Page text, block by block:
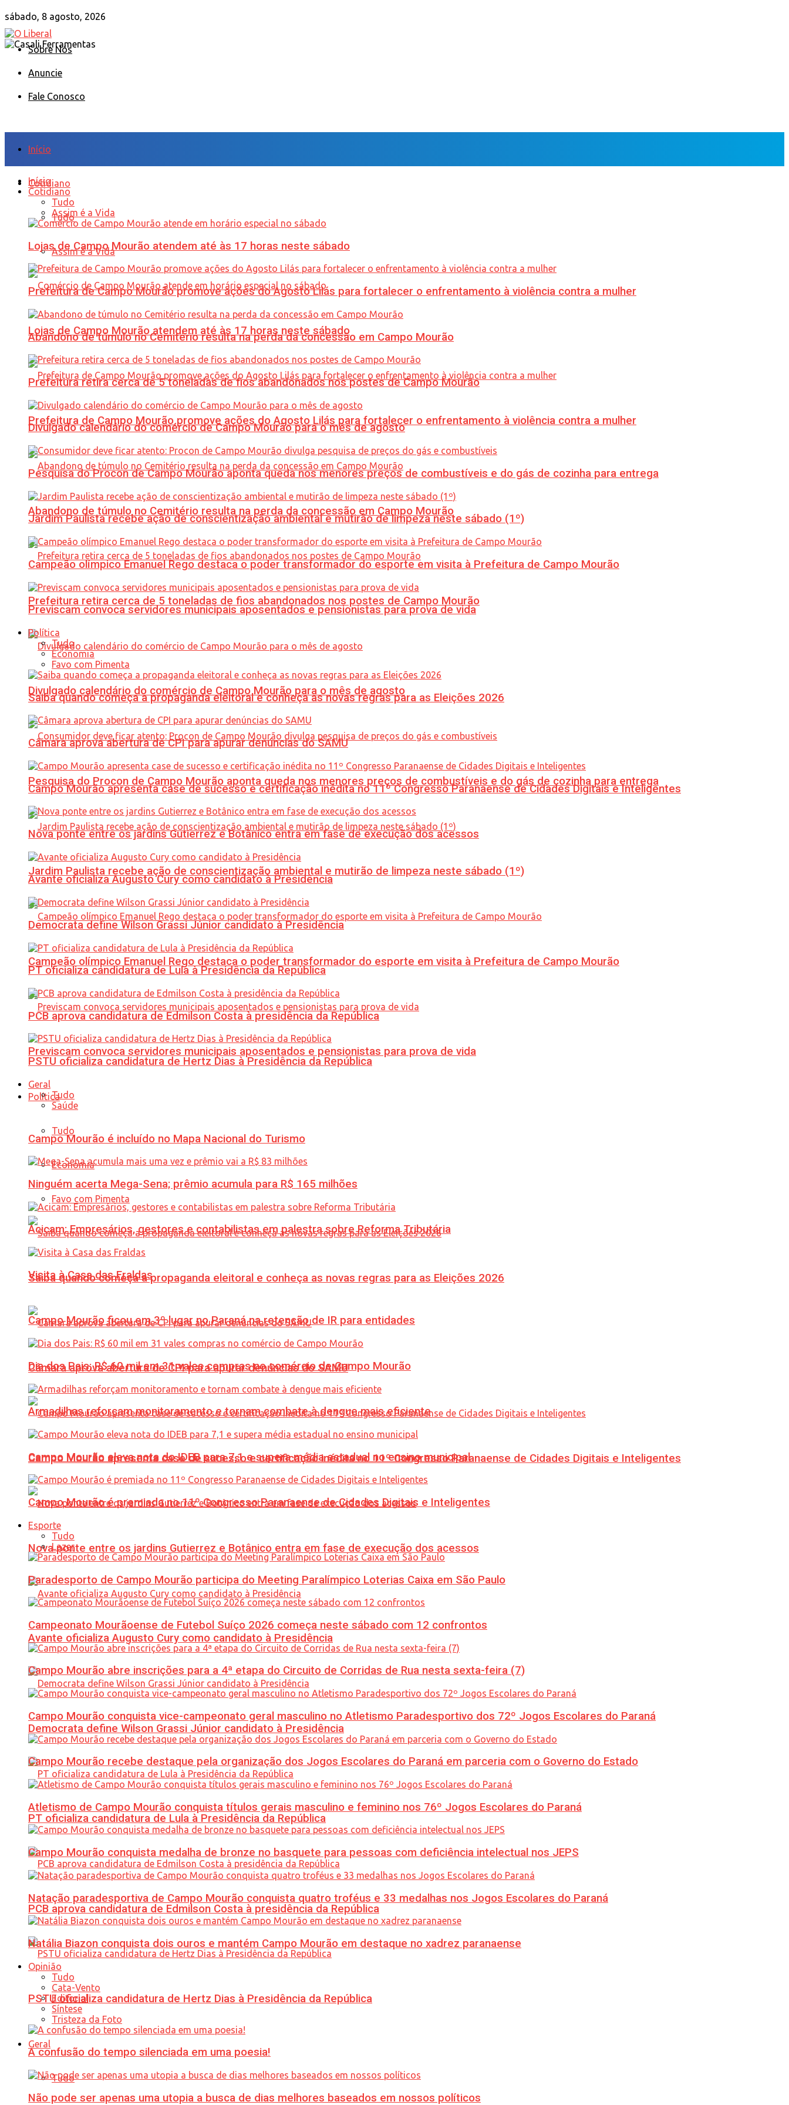
sábado, 8 agosto, 2026
Sobre Nós
Anuncie
Fale Conosco
Início
Cotidiano
Tudo
Assim é a Vida
Lojas de Campo Mourão atendem até às 17 horas neste sábado
Prefeitura de Campo Mourão promove ações do Agosto Lilás para fortalecer o enfrentamento à violência contra a mulher
Abandono de túmulo no Cemitério resulta na perda da concessão em Campo Mourão
Prefeitura retira cerca de 5 toneladas de fios abandonados nos postes de Campo Mourão
Divulgado calendário do comércio de Campo Mourão para o mês de agosto
Pesquisa do Procon de Campo Mourão aponta queda nos menores preços de combustíveis e do gás de cozinha para entrega
Jardim Paulista recebe ação de conscientização ambiental e mutirão de limpeza neste sábado (1º)
Campeão olímpico Emanuel Rego destaca o poder transformador do esporte em visita à Prefeitura de Campo Mourão
Previscam convoca servidores municipais aposentados e pensionistas para prova de vida
Política
Tudo
Economia
Favo com Pimenta
Saiba quando começa a propaganda eleitoral e conheça as novas regras para as Eleições 2026
Câmara aprova abertura de CPI para apurar denúncias do SAMU
Campo Mourão apresenta case de sucesso e certificação inédita no 11º Congresso Paranaense de Cidades Digitais e Inteligentes
Nova ponte entre os jardins Gutierrez e Botânico entra em fase de execução dos acessos
Avante oficializa Augusto Cury como candidato à Presidência
Democrata define Wilson Grassi Júnior candidato à Presidência
PT oficializa candidatura de Lula à Presidência da República
PCB aprova candidatura de Edmilson Costa à presidência da República
PSTU oficializa candidatura de Hertz Dias à Presidência da República
Geral
Tudo
Início
Cotidiano
Tudo
Assim é a Vida
Lojas de Campo Mourão atendem até às 17 horas neste sábado
Prefeitura de Campo Mourão promove ações do Agosto Lilás para fortalecer o enfrentamento à violência contra a mulher
Abandono de túmulo no Cemitério resulta na perda da concessão em Campo Mourão
Prefeitura retira cerca de 5 toneladas de fios abandonados nos postes de Campo Mourão
Divulgado calendário do comércio de Campo Mourão para o mês de agosto
Pesquisa do Procon de Campo Mourão aponta queda nos menores preços de combustíveis e do gás de cozinha para entrega
Jardim Paulista recebe ação de conscientização ambiental e mutirão de limpeza neste sábado (1º)
Campeão olímpico Emanuel Rego destaca o poder transformador do esporte em visita à Prefeitura de Campo Mourão
Previscam convoca servidores municipais aposentados e pensionistas para prova de vida
Política
Tudo
Economia
Favo com Pimenta
Saiba quando começa a propaganda eleitoral e conheça as novas regras para as Eleições 2026
Câmara aprova abertura de CPI para apurar denúncias do SAMU
Campo Mourão apresenta case de sucesso e certificação inédita no 11º Congresso Paranaense de Cidades Digitais e Inteligentes
Nova ponte entre os jardins Gutierrez e Botânico entra em fase de execução dos acessos
Avante oficializa Augusto Cury como candidato à Presidência
Democrata define Wilson Grassi Júnior candidato à Presidência
PT oficializa candidatura de Lula à Presidência da República
PCB aprova candidatura de Edmilson Costa à presidência da República
PSTU oficializa candidatura de Hertz Dias à Presidência da República
Geral
Tudo
Saúde
Campo Mourão é incluído no Mapa Nacional do Turismo
Ninguém acerta Mega-Sena; prêmio acumula para R$ 165 milhões
Acicam: Empresários, gestores e contabilistas em palestra sobre Reforma Tributária
Visita à Casa das Fraldas
Campo Mourão ficou em 3º lugar no Paraná na retenção de IR para entidades
Dia dos Pais: R$ 60 mil em 31 vales compras no comércio de Campo Mourão
Armadilhas reforçam monitoramento e tornam combate à dengue mais eficiente
Campo Mourão eleva nota do IDEB para 7,1 e supera média estadual no ensino municipal
Campo Mourão é premiada no 11º Congresso Paranaense de Cidades Digitais e Inteligentes
Esporte
Tudo
Lazer
Paradesporto de Campo Mourão participa do Meeting Paralímpico Loterias Caixa em São Paulo
Campeonato Mourãoense de Futebol Suíço 2026 começa neste sábado com 12 confrontos
Campo Mourão abre inscrições para a 4ª etapa do Circuito de Corridas de Rua nesta sexta-feira (7)
Campo Mourão conquista vice-campeonato geral masculino no Atletismo Paradesportivo dos 72º Jogos Escolares do Paraná
Campo Mourão recebe destaque pela organização dos Jogos Escolares do Paraná em parceria com o Governo do Estado
Atletismo de Campo Mourão conquista títulos gerais masculino e feminino nos 76º Jogos Escolares do Paraná
Campo Mourão conquista medalha de bronze no basquete para pessoas com deficiência intelectual nos JEPS
Natação paradesportiva de Campo Mourão conquista quatro troféus e 33 medalhas nos Jogos Escolares do Paraná
Natália Biazon conquista dois ouros e mantém Campo Mourão em destaque no xadrez paranaense
Opinião
Tudo
Cata-Vento
Editorial
Síntese
Tristeza da Foto
A confusão do tempo silenciada em uma poesia!
Não pode ser apenas uma utopia a busca de dias melhores baseados em nossos políticos